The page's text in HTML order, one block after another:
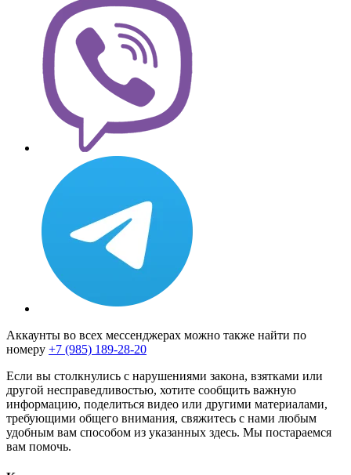
Аккаунты во всех мессенджерах можно также найти по
номеру +7 (985) 189-28-20
Если вы столкнулись с нарушениями закона, взятками или
другой несправедливостью, хотите сообщить важную
информацию, поделиться видео или другими материалами,
требующими общего внимания, свяжитесь с нами любым
удобным вам способом из указанных здесь. Мы постараемся
вам помочь.